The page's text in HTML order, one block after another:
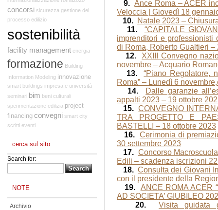
9. Ance Roma – ACER
Veloccia | Giovedì 18
10. Natale 2023 –
11.
“CAPITALE
imprenditori e
di Roma, Roberto Gualtieri –
12.
XXIII Convegno
novembre – Acquario
13.
“Piano Regolatore,
Roma” – Lunedì 6
14.
Dalle garanzie
appalti 2023 – 19 ottobre
15. CONVEGNO
TRA PROGETTO E
BASTELLI – 18 ottobre 2023
16. Cerimonia di
30 settembre 2023
17. Concorso
Edili – scadenza iscrizioni
18. Consulta dei Giovani
con il presidente della
19.
ANCE ROMA ACER
AD SOCIETA’ GIUBILEO
20.
Visita guidata
concorsi sicurezza gestione del
processo edilizio
sostenibilità
facility management energia
formazione Building
Information Modeling innovazione
smart buildings impresa e università
seminari bim beni culturali
sperimentazione edilizia project
financing convegni smart city
scritti eventi
cerca sul sito
Search for:
NOTE
Archivio